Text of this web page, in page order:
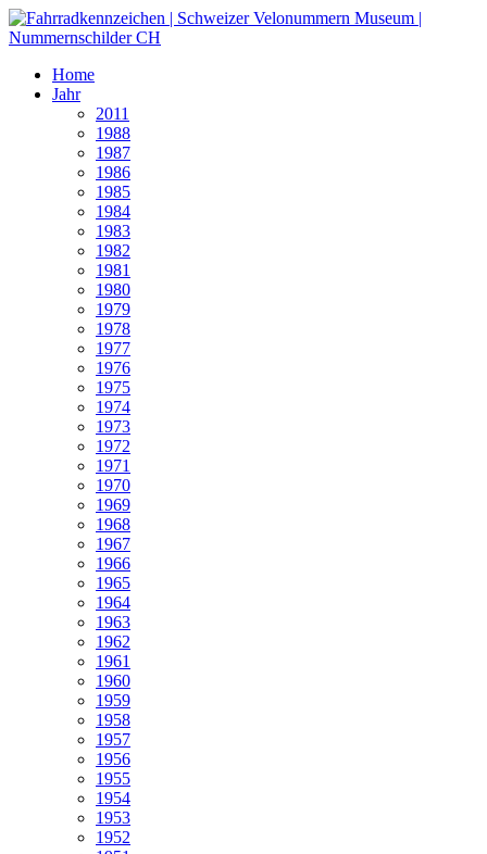
Home
Jahr
2011
1988
1987
1986
1985
1984
1983
1982
1981
1980
1979
1978
1977
1976
1975
1974
1973
1972
1971
1970
1969
1968
1967
1966
1965
1964
1963
1962
1961
1960
1959
1958
1957
1956
1955
1954
1953
1952